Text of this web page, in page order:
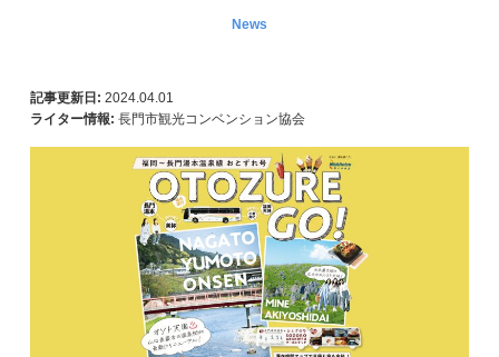
News
記事更新日: 2024.04.01
ライター情報: 長門市観光コンベンション協会